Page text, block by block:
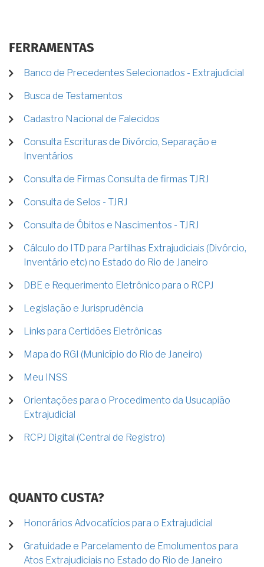
FERRAMENTAS
Banco de Precedentes Selecionados - Extrajudicial
Busca de Testamentos
Cadastro Nacional de Falecidos
Consulta Escrituras de Divórcio, Separação e
Inventários
Consulta de Firmas Consulta de firmas TJRJ
Consulta de Selos - TJRJ
Consulta de Óbitos e Nascimentos - TJRJ
Cálculo do ITD para Partilhas Extrajudiciais (Divórcio,
Inventário etc) no Estado do Rio de Janeiro
DBE e Requerimento Eletrônico para o RCPJ
Legislação e Jurisprudência
Links para Certidões Eletrônicas
Mapa do RGI (Município do Rio de Janeiro)
Meu INSS
Orientações para o Procedimento da Usucapião
Extrajudicial
RCPJ Digital (Central de Registro)
QUANTO CUSTA?
Honorários Advocatícios para o Extrajudicial
Gratuidade e Parcelamento de Emolumentos para
Atos Extrajudiciais no Estado do Rio de Janeiro